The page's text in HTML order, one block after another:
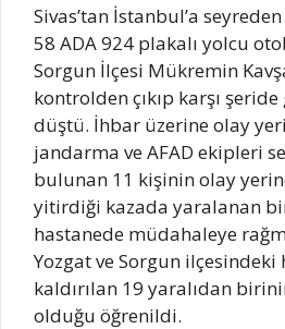
Sivas’tan İstanbul’a
58 ADA 924 plakalı yolcu
Sorgun İlçesi Mükremin
kontrolden çıkıp karşı
düştü. İhbar üzerine olay
jandarma ve AFAD ekipleri
bulunan 11 kişinin olay
yitirdiği kazada yaralanan bir
hastanede müdahaleye
Yozgat ve Sorgun ilçesindeki
kaldırılan 19 yaralıdan
olduğu öğrenildi.